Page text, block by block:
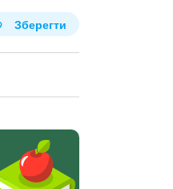
Зберегти